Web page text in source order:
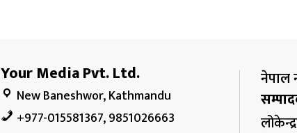
Your Media Pvt. Ltd.
New Baneshwor, Kathmandu
+977-015581367, 9851026663
नेपाल